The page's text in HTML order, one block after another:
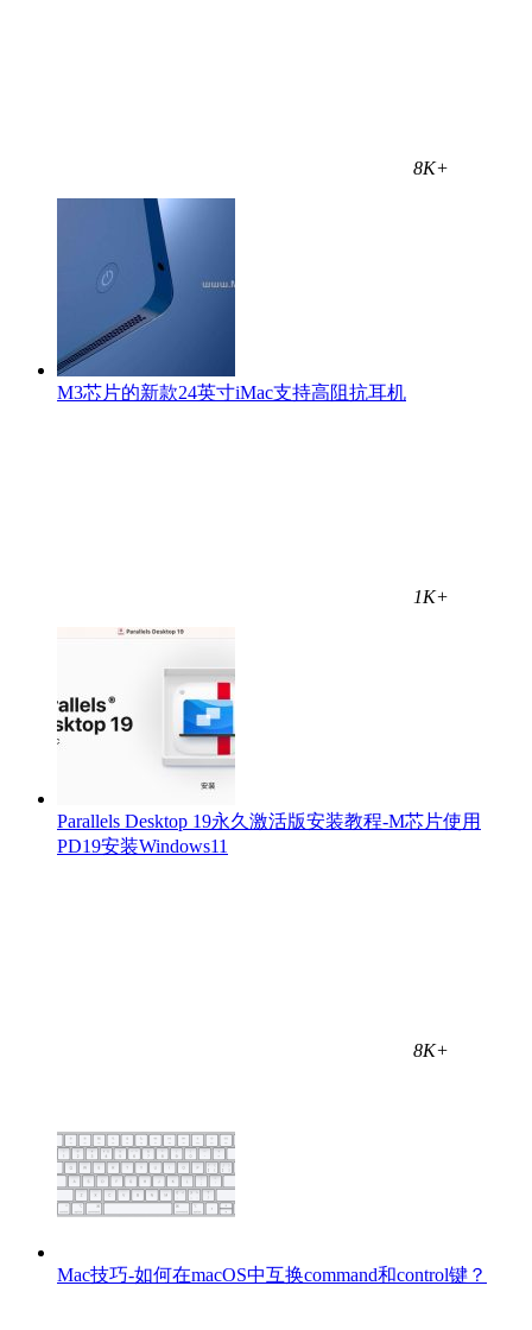
8K+
M3芯片的新款24英寸iMac支持高阻抗耳机
1K+
Parallels Desktop 19永久激活版安装教程-M芯片使用
PD19安装Windows11
8K+
Mac技巧-如何在macOS中互换command和control键？